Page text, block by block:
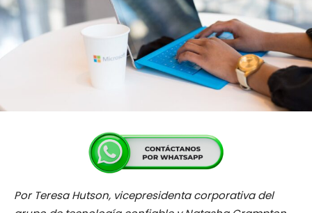
Por Teresa Hutson, vicepresidenta corporativa del